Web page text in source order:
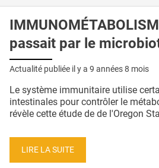
passait par le
Actualité publiée il y a 9 années 8 mois
Le système immunitaire utilise
intestinales pour contrôler le
révèle cette étude de de l'Oregon
LIRE LA SUITE